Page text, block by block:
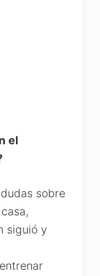
el
sobre
siguió y